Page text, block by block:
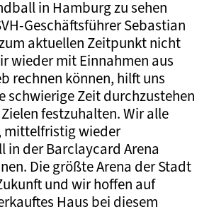
in Hamburg zu sehen
Geschäftsführer Sebastian
aktuellen Zeitpunkt nicht
wieder mit Einnahmen aus
rechnen können, hilft uns
schwierige Zeit durchzustehen
festzuhalten. Wir alle
mittelfristig wieder
in der Barclaycard Arena
Die größte Arena der Stadt
und wir hoffen auf
Haus bei diesem